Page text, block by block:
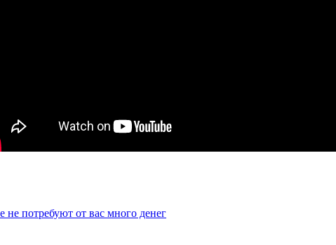
не потребуют от вас много денег